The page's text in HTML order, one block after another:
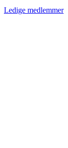
Ledige medlemmer